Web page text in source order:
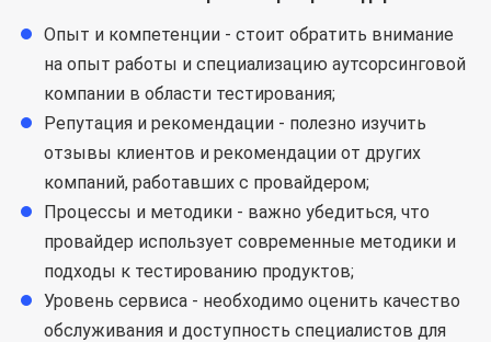
Опыт и компетенции - стоит обратить внимание
на опыт работы и специализацию аутсорсинговой
компании в области тестирования;
Репутация и рекомендации - полезно изучить
отзывы клиентов и рекомендации от других
компаний, работавших с провайдером;
Процессы и методики - важно убедиться, что
провайдер использует современные методики и
подходы к тестированию продуктов;
Уровень сервиса - необходимо оценить качество
обслуживания и доступность специалистов для